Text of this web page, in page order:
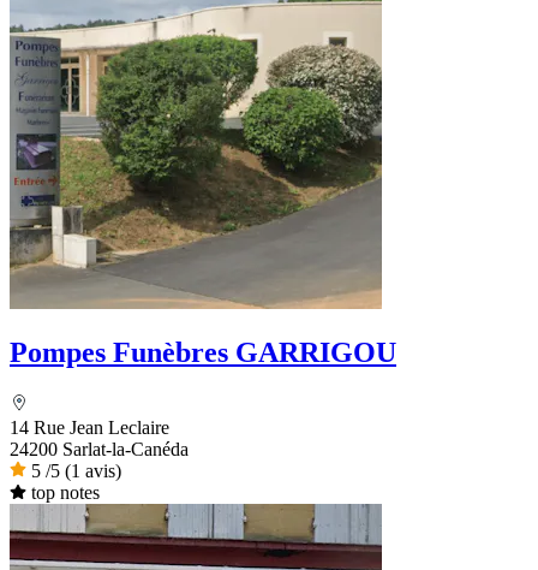
Pompes Funèbres GARRIGOU
14 Rue Jean Leclaire
24200 Sarlat-la-Canéda
5 /5 (1 avis)
top notes